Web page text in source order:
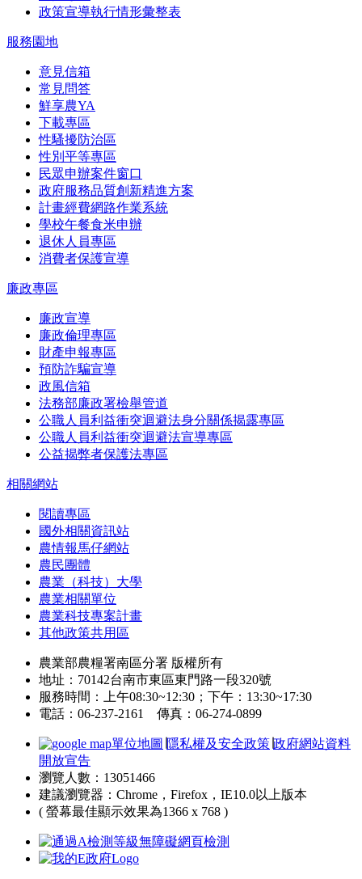
政策宣導執行情形彙整表
服務園地
意見信箱
常見問答
鮮享農YA
下載專區
性騷擾防治區
性別平等專區
民眾申辦案件窗口
政府服務品質創新精進方案
計畫經費網路作業系統
學校午餐食米申辦
退休人員專區
消費者保護宣導
廉政專區
廉政宣導
廉政倫理專區
財產申報專區
預防詐騙宣導
政風信箱
法務部廉政署檢舉管道
公職人員利益衝突迴避法身分關係揭露專區
公職人員利益衝突迴避法宣導專區
公益揭弊者保護法專區
相關網站
閱讀專區
國外相關資訊站
農情報馬仔網站
農民團體
農業（科技）大學
農業相關單位
農業科技專案計畫
其他政策共用區
農業部農糧署南區分署 版權所有
地址：70142台南市東區東門路一段320號
服務時間：上午08:30~12:30；下午：13:30~17:30
電話：06-237-2161 傳真：06-274-0899
單位地圖 隱私權及安全政策 政府網站資料
開放宣告
瀏覽人數：13051466
建議瀏覽器：Chrome，Firefox，IE10.0以上版本
( 螢幕最佳顯示效果為1366 x 768 )